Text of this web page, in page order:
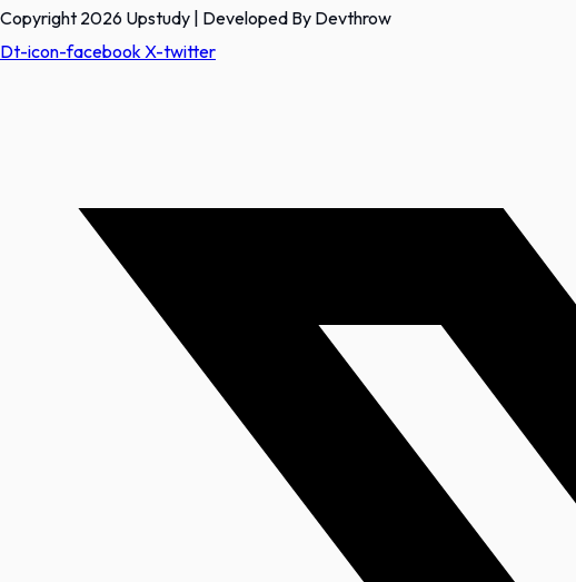
Copyright 2026 Upstudy | Developed By Devthrow
Dt-icon-facebook X-twitter